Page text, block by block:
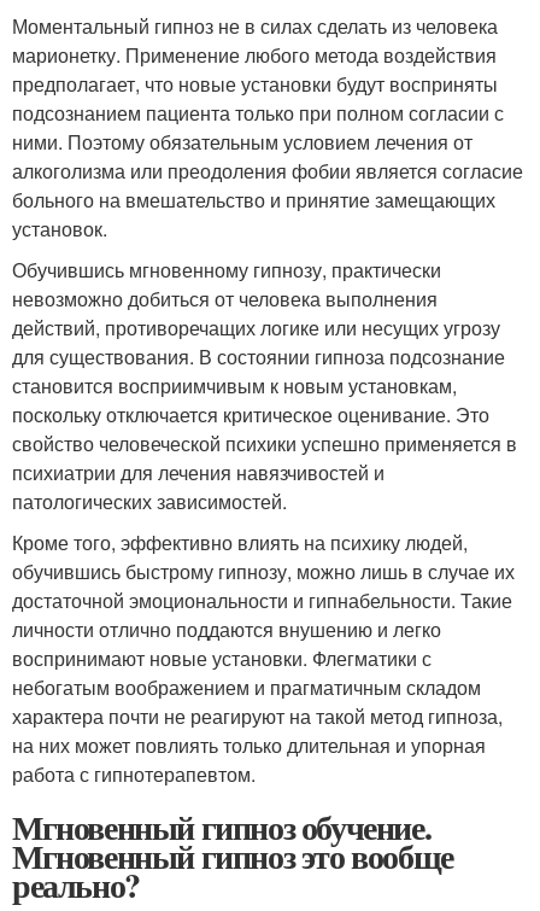
Моментальный гипноз не в силах сделать из человека
марионетку. Применение любого метода воздействия
предполагает, что новые установки будут восприняты
подсознанием пациента только при полном согласии с
ними. Поэтому обязательным условием лечения от
алкоголизма или преодоления фобии является согласие
больного на вмешательство и принятие замещающих
установок.
Обучившись мгновенному гипнозу, практически
невозможно добиться от человека выполнения
действий, противоречащих логике или несущих угрозу
для существования. В состоянии гипноза подсознание
становится восприимчивым к новым установкам,
поскольку отключается критическое оценивание. Это
свойство человеческой психики успешно применяется в
психиатрии для лечения навязчивостей и
патологических зависимостей.
Кроме того, эффективно влиять на психику людей,
обучившись быстрому гипнозу, можно лишь в случае их
достаточной эмоциональности и гипнабельности. Такие
личности отлично поддаются внушению и легко
воспринимают новые установки. Флегматики с
небогатым воображением и прагматичным складом
характера почти не реагируют на такой метод гипноза,
на них может повлиять только длительная и упорная
работа с гипнотерапевтом.
Мгновенный гипноз обучение.
Мгновенный гипноз это вообще
реально?